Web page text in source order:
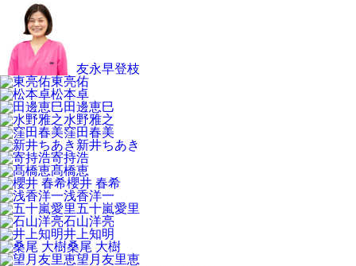
友永早登枝
東亮佑
松本卓
田邊恵巳
水野雅之
窪田春美
新井ちあき
寄持浩
髙橋恵
櫻井 春希
浅香洋一
五十嵐愛里
石山洋亮
井上知明
桑尾 大樹
望月友里恵